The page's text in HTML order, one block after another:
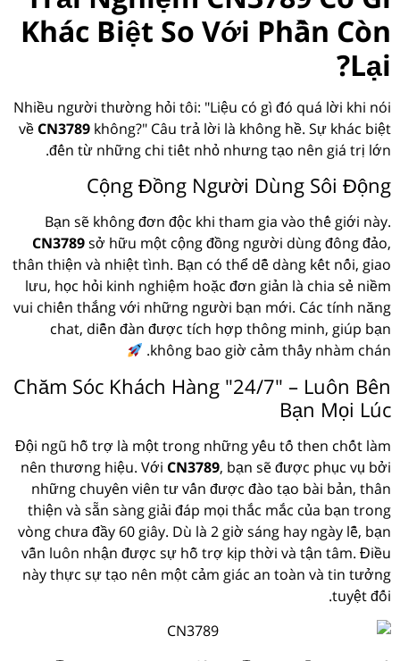
Khác Biệt So Với Phần Còn
Lại?
Nhiều người thường hỏi tôi: "Liệu có gì đó quá lời khi nói
về CN3789 không?" Câu trả lời là không hề. Sự khác biệt
đến từ những chi tiết nhỏ nhưng tạo nên giá trị lớn.
Cộng Đồng Người Dùng Sôi Động
Bạn sẽ không đơn độc khi tham gia vào thế giới này.
CN3789sở hữu một cộng đồng người dùng đông đảo,
thân thiện và nhiệt tình. Bạn có thể dễ dàng kết nối, giao
lưu, học hỏi kinh nghiệm hoặc đơn giản là chia sẻ niềm
vui chiến thắng với những người bạn mới. Các tính năng
chat, diễn đàn được tích hợp thông minh, giúp bạn
không bao giờ cảm thấy nhàm chán.
Chăm Sóc Khách Hàng "24/7" – Luôn Bên
Bạn Mọi Lúc
Đội ngũ hỗ trợ là một trong những yếu tố then chốt làm
nên thương hiệu. Với CN3789, bạn sẽ được phục vụ bởi
những chuyên viên tư vấn được đào tạo bài bản, thân
thiện và sẵn sàng giải đáp mọi thắc mắc của bạn trong
vòng chưa đầy 60 giây. Dù là 2 giờ sáng hay ngày lễ, bạn
vẫn luôn nhận được sự hỗ trợ kịp thời và tận tâm. Điều
này thực sự tạo nên một cảm giác an toàn và tin tưởng
tuyệt đối.